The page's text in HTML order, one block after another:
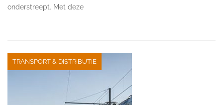
onderstreept. Met deze
TRANSPORT & DISTRIBUTIE